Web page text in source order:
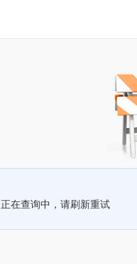
正在查询中，请刷新重试